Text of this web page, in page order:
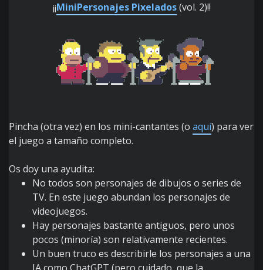
¡¡MiniPersonajes Pixelados(vol. 2)!!
Pincha (otra vez) en los mini-cantantes (o aquí) para ver
el juego a tamaño completo.
Os doy una ayudita:
No todos son personajes de dibujos o series de
TV. En este juego abundan los personajes de
videojuegos.
Hay personajes bastante antiguos, pero unos
pocos (minoría) son relativamente recientes.
Un buen truco es describirle los personajes a una